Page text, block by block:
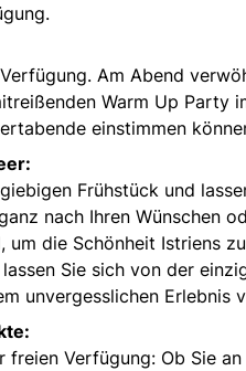
Am Abend
Warm Up Party
einstimmen
Frühstück und
nach Ihren Wünschen
um die Schönheit Istriens
Sie sich von der
unvergesslichen Erlebnis
Verfügung: Ob Sie